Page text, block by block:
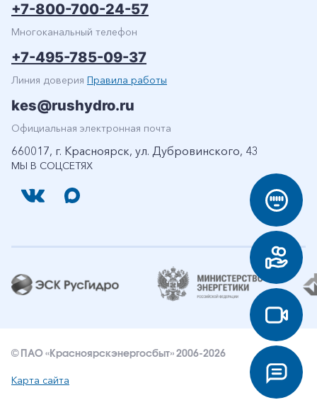
МЫ В СОЦСЕТЯХ
+7-800-700-24-57
Многоканальный телефон
+7-495-785-09-37
Линия доверия Правила работы
kes@rushydro.ru
Официальная электронная почта
660017, г. Красноярск, ул. Дубровинского, 43
© ПАО «Красноярскэнергосбыт» 2006-2026
Карта сайта